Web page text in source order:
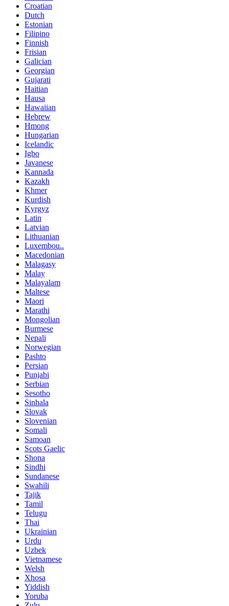
Croatian
Dutch
Estonian
Filipino
Finnish
Frisian
Galician
Georgian
Gujarati
Haitian
Hausa
Hawaiian
Hebrew
Hmong
Hungarian
Icelandic
Igbo
Javanese
Kannada
Kazakh
Khmer
Kurdish
Kyrgyz
Latin
Latvian
Lithuanian
Luxembou..
Macedonian
Malagasy
Malay
Malayalam
Maltese
Maori
Marathi
Mongolian
Burmese
Nepali
Norwegian
Pashto
Persian
Punjabi
Serbian
Sesotho
Sinhala
Slovak
Slovenian
Somali
Samoan
Scots Gaelic
Shona
Sindhi
Sundanese
Swahili
Tajik
Tamil
Telugu
Thai
Ukrainian
Urdu
Uzbek
Vietnamese
Welsh
Xhosa
Yiddish
Yoruba